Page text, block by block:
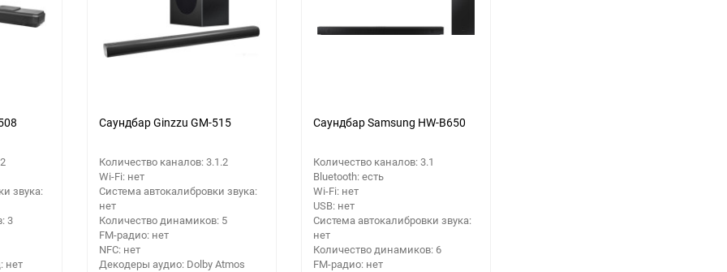
звука:
3
нет
еще 4 фото
Саундбар Ginzzu GM-515
Количество каналов: 3.1.2
Wi-Fi: нет
Система автокалибровки звука:
нет
Количество динамиков: 5
FM-радио: нет
NFC: нет
Декодеры аудио: Dolby Atmos
еще 11 фото
Саундбар Samsung HW-B650
Количество каналов: 3.1
Bluetooth: есть
Wi-Fi: нет
USB: нет
Система автокалибровки звука:
нет
Количество динамиков: 6
FM-радио: нет